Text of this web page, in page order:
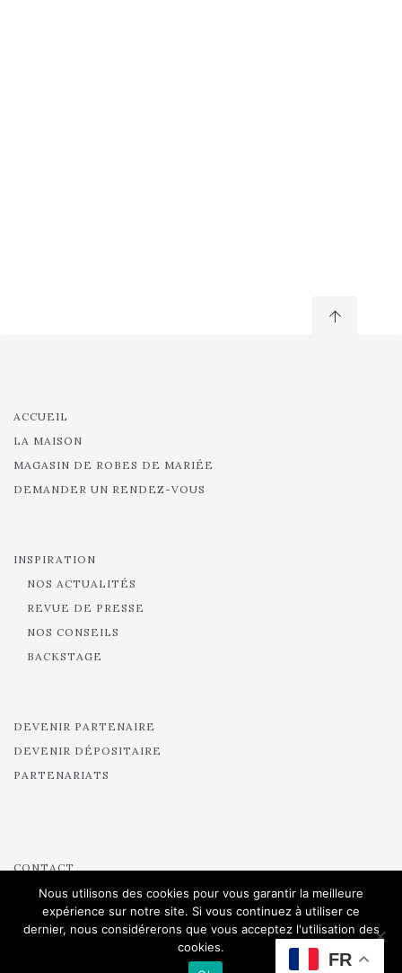
ACCUEIL
LA MAISON
MAGASIN DE ROBES DE MARIÉE
DEMANDER UN RENDEZ-VOUS
INSPIRATION
NOS ACTUALITÉS
REVUE DE PRESSE
NOS CONSEILS
BACKSTAGE
DEVENIR PARTENAIRE
DEVENIR DÉPOSITAIRE
PARTENARIATS
CONTACT
CRÉDITS
MENTIONS LÉGALES
MARIÉES POUR UN OUI
FR
Nous utilisons des cookies pour vous garantir la meilleure
expérience sur notre site. Si vous continuez à utiliser ce
dernier, nous considérerons que vous acceptez l'utilisation des
cookies.